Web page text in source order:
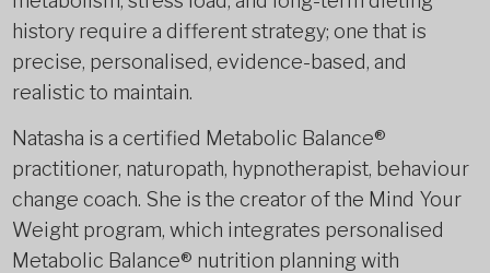
history require a different strategy; one that is
precise, personalised, evidence-based, and
realistic to maintain.
Natasha is a certified Metabolic Balance®
practitioner, naturopath, hypnotherapist, behaviour
change coach. She is the creator of the Mind Your
Weight program, which integrates personalised
Metabolic Balance® nutrition planning with